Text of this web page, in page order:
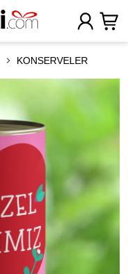
KONSERVELER